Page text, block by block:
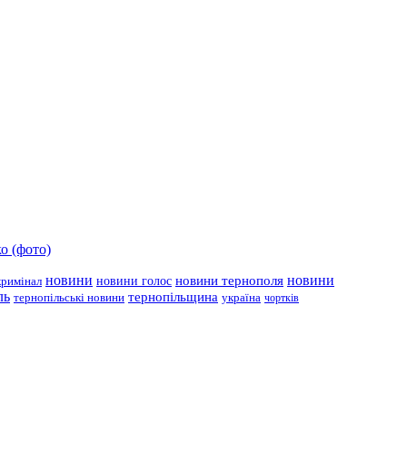
(фото)
новини новини голос новини тернополя новини
тернопільські новини тернопільщина україна чортків